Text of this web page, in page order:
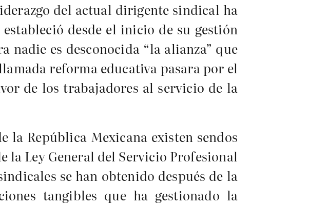
del actual dirigente sindical ha
desde el inicio de su gestión
nadie es desconocida “la alianza” que
reforma educativa pasara por el
de los trabajadores al servicio de la
la República Mexicana existen sendos
la Ley General del Servicio Profesional
se han obtenido después de la
tangibles que ha gestionado la